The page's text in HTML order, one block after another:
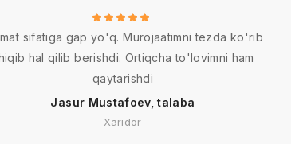
sifatiga gap yo'q. Murojaatimni tezda ko'rib
hal qilib berishdi. Ortiqcha to'lovimni ham
qaytarishdi
Jasur Mustafoev, talaba
Xaridor